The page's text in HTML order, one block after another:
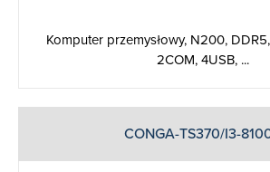
Komputer przemysłowy, N200,
2COM, 4USB, ...
CONGA-TS370/I3-